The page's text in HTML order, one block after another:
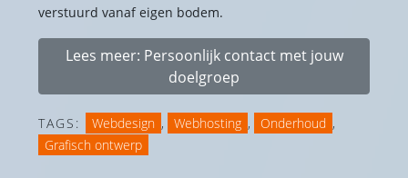
verstuurd vanaf eigen bodem.
Lees meer: Persoonlijk contact met jouw
doelgroep
TAGS: Webdesign , Webhosting , Onderhoud ,
Grafisch ontwerp